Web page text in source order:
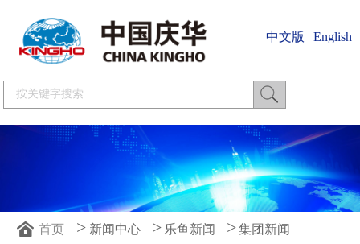
中文版 | English
首页 > 新闻中心 > 乐鱼新闻 > 集团新闻